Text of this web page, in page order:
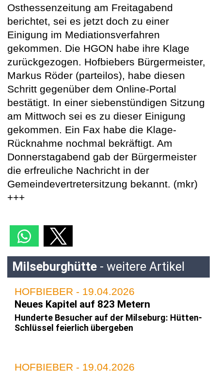
Osthessenzeitung am Freitagabend
berichtet, sei es jetzt doch zu einer
Einigung im Mediationsverfahren
gekommen. Die HGON habe ihre Klage
zurückgezogen. Hofbiebers Bürgermeister,
Markus Röder (parteilos), habe diesen
Schritt gegenüber dem Online-Portal
bestätigt. In einer siebenstündigen Sitzung
am Mittwoch sei es zu dieser Einigung
gekommen. Ein Fax habe die Klage-
Rücknahme nochmal bekräftigt. Am
Donnerstagabend gab der Bürgermeister
die erfreuliche Nachricht in der
Gemeindevertretersitzung bekannt. (mkr)
+++
Milseburghütte - weitere Artikel
HOFBIEBER - 19.04.2026
Neues Kapitel auf 823 Metern
Hunderte Besucher auf der Milseburg: Hütten-
Schlüssel feierlich übergeben
HOFBIEBER - 19.04.2026